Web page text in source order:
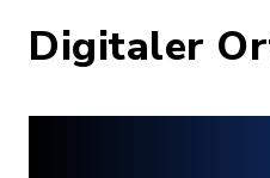
Digitaler